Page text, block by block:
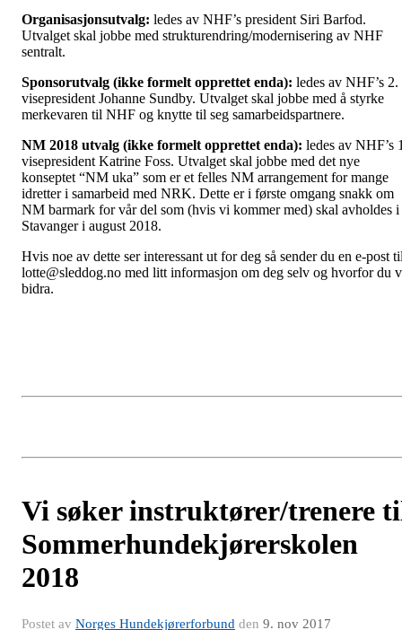
Organisasjonsutvalg: ledes av NHF’s president Siri Barfod.
Utvalget skal jobbe med strukturendring/modernisering av NHF
sentralt.
Sponsorutvalg (ikke formelt opprettet enda): ledes av NHF’s 2.
visepresident Johanne Sundby. Utvalget skal jobbe med å styrke
merkevaren til NHF og knytte til seg samarbeidspartnere.
NM 2018 utvalg (ikke formelt opprettet enda): ledes av NHF’s
visepresident Katrine Foss. Utvalget skal jobbe med det nye
konseptet “NM uka” som er et felles NM arrangement for mange
idretter i samarbeid med NRK. Dette er i første omgang snakk om
NM barmark for vår del som (hvis vi kommer med) skal avholdes i
Stavanger i august 2018.
Hvis noe av dette ser interessant ut for deg så sender du en e-post
lotte@sleddog.no med litt informasjon om deg selv og hvorfor du
bidra.
Vi søker instruktører/trenere
Sommerhundekjørerskolen
2018
Postet av Norges Hundekjørerforbund den 9. nov 2017